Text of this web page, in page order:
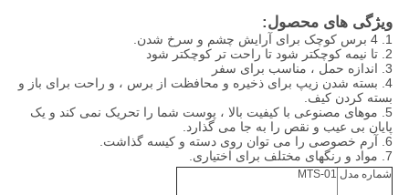
ویژگی های محصول:
1. 4 برس کوچک برای آرایش چشم و سرخ شدن.
2. تا نیمه کوچکتر شود تا راحت تر کوچکتر شود
3. اندازه حمل ، مناسب برای سفر
4. بسته شدن زیپ برای ذخیره و محافظت از برس ، و راحت برای باز و
بسته کردن کیف.
5. موهای مصنوعی با کیفیت بالا ، پوست شما را تحریک نمی کند و یک
پایان بی عیب و نقص را به جا می گذارد.
6. آرم خصوصی را می توان روی دسته و کیسه گذاشت.
7. مواد و رنگهای مختلف برای اختیاری.
شماره مدل MTS-01